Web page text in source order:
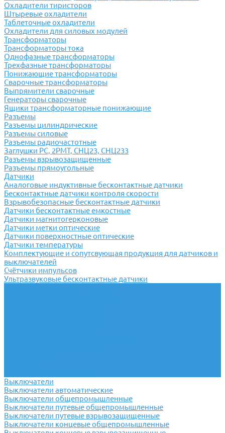
Охладители тиристоров
Штыревые охладители
Таблеточные охладители
Охладители для силовых модулей
Трансформаторы
Трансформаторы тока
Однофазные трансформаторы
Трехфазные трансформаторы
Понижающие трансформаторы
Сварочные трансформаторы
Выпрямители сварочные
Генераторы сварочные
Ящики трансформаторные понижающие
Разъемы
Разъемы цилиндрические
Разъемы силовые
Разъемы радиочастотные
Заглушки РС, 2РМТ, СНЦ23, СНЦ233
Разъемы взрывозащищенные
Разъемы прямоугольные
Датчики
Аналоговые индуктивные бесконтактные датчики
Бесконтактные датчики контроля скорости
Взрывобезопасные бесконтактные датчики
Датчики бесконтактные емкостные
Датчики магнитогерконовые
Датчики метки оптические
Датчики поверхностные оптические
Датчики температуры
Комплектующие и сопутсвующая продукция для датчиков и
выключателей
Счётчики импульсов
Ультразвуковые бесконтактные датчики
Выключатели
Выключатели автоматические
Выключатели общепромышленные
Выключатели путевые общепромышленные
Выключатели путевые взрывозащищенные
Выключатели концевые общепромышленные